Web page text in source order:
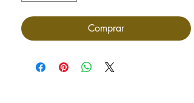
Comprar